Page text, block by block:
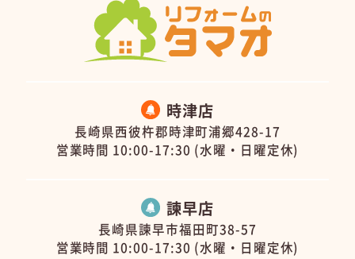
時津店
長崎県西彼杵郡時津町浦郷428-17
営業時間 10:00-17:30 (水曜・日曜定休)
諫早店
長崎県諫早市福田町38-57
営業時間 10:00-17:30 (水曜・日曜定休)